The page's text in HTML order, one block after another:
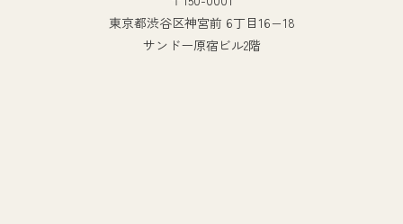
東京都渋谷区神宮前 6丁目16−18
サンドー原宿ビル2階